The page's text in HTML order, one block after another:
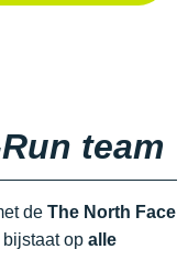
team
de The North Face
bijstaat op alle